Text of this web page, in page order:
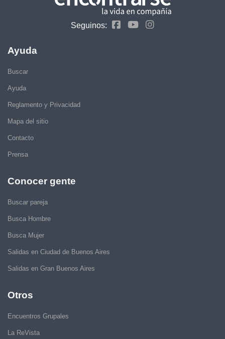
Seguinos:
Ayuda
Buscar
Ayuda
Reglamento y Privacidad
Mapa del sitio
Contacto
Prensa
Conocer gente
Buscar pareja
Busca Hombre
Busca Mujer
Salidas en Ciudad de Buenos Aires
Salidas en Gran Buenos Aires
Otros
Encuentros Grupales
La ReVista